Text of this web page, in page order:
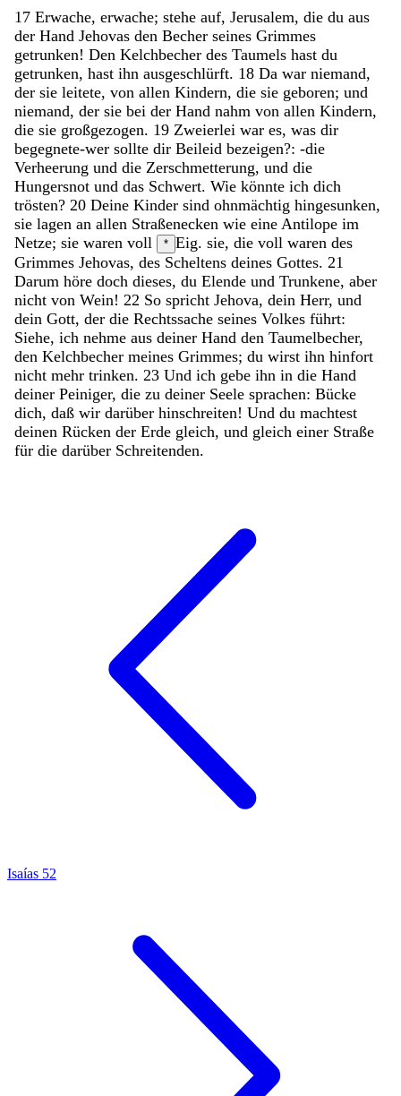
17 Erwache, erwache; stehe auf, Jerusalem, die du aus
der Hand Jehovas den Becher seines Grimmes
getrunken! Den Kelchbecher des Taumels hast du
getrunken, hast ihn ausgeschlürft. 18 Da war niemand,
der sie leitete, von allen Kindern, die sie geboren; und
niemand, der sie bei der Hand nahm von allen Kindern,
die sie großgezogen. 19 Zweierlei war es, was dir
begegnete-wer sollte dir Beileid bezeigen?: -die
Verheerung und die Zerschmetterung, und die
Hungersnot und das Schwert. Wie könnte ich dich
trösten? 20 Deine Kinder sind ohnmächtig hingesunken,
sie lagen an allen Straßenecken wie eine Antilope im
Netze; sie waren voll * Eig. sie, die voll waren des
Grimmes Jehovas, des Scheltens deines Gottes. 21
Darum höre doch dieses, du Elende und Trunkene, aber
nicht von Wein! 22 So spricht Jehova, dein Herr, und
dein Gott, der die Rechtssache seines Volkes führt:
Siehe, ich nehme aus deiner Hand den Taumelbecher,
den Kelchbecher meines Grimmes; du wirst ihn hinfort
nicht mehr trinken. 23 Und ich gebe ihn in die Hand
deiner Peiniger, die zu deiner Seele sprachen: Bücke
dich, daß wir darüber hinschreiten! Und du machtest
deinen Rücken der Erde gleich, und gleich einer Straße
für die darüber Schreitenden.
Isaías 52